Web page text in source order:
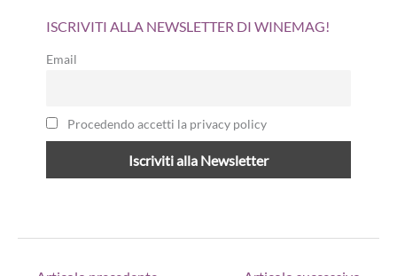
ISCRIVITI ALLA NEWSLETTER DI WINEMAG!
Email
Procedendo accetti la privacy policy